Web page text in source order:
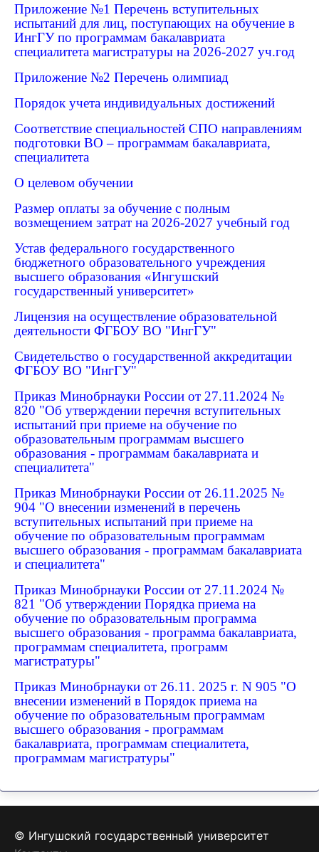
Приложение №1 Перечень вступительных
испытаний для лиц, поступающих на обучение в
ИнгГУ по программам бакалавриата
специалитета магистратуры на 2026-2027 уч.год
Приложение №2 Перечень олимпиад
Порядок учета индивидуальных достижений
Соответствие специальностей СПО направлениям
подготовки ВО – программам бакалавриата,
специалитета
О целевом обучении
Размер оплаты за обучение с полным
возмещением затрат на 2026-2027 учебный год
Устав федерального государственного
бюджетного образовательного учреждения
высшего образования «Ингушский
государственный университет»
Лицензия на осуществление образовательной
деятельности ФГБОУ ВО "ИнгГУ"
Свидетельство о государственной аккредитации
ФГБОУ ВО "ИнгГУ"
Приказ Минобрнауки России от 27.11.2024 №
820 "Об утверждении перечня вступительных
испытаний при приеме на обучение по
образовательным программам высшего
образования - программам бакалавриата и
специалитета"
Приказ Минобрнауки России от 26.11.2025 №
904 "О внесении изменений в перечень
вступительных испытаний при приеме на
обучение по образовательным программам
высшего образования - программам бакалавриата
и специалитета"
Приказ Минобрнауки России от 27.11.2024 №
821 "Об утверждении Порядка приема на
обучение по образовательным программа
высшего образования - программа бакалавриата,
программам специалитета, программ
магистратуры"
Приказ Минобрнауки от 26.11. 2025 г. N 905 "О
внесении изменений в Порядок приема на
обучение по образовательным программам
высшего образования - программам
бакалавриата, программам специалитета,
программам магистратуры"
© Ингушский государственный университет